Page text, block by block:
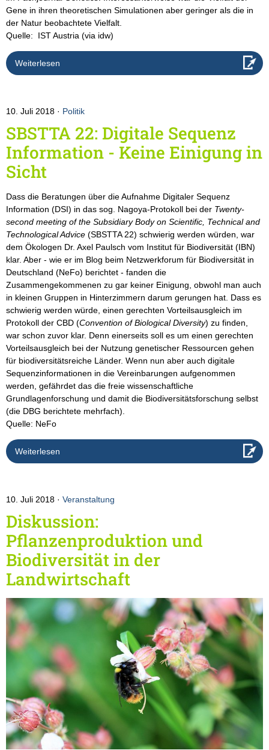
Gene in ihren theoretischen Simulationen aber geringer als die in
der Natur beobachtete Vielfalt.
Quelle: IST Austria (via idw)
Weiterlesen
10. Juli 2018 Politik
SBSTTA 22: Digitale Sequenz
Information - Keine Einigung in
Sicht
Dass die Beratungen über die Aufnahme Digitaler Sequenz
Information (DSI) in das sog. Nagoya-Protokoll bei der Twenty-
second meeting of the Subsidiary Body on Scientific, Technical and
Technological Advice (SBSTTA 22) schwierig werden würden, war
dem Ökologen Dr. Axel Paulsch vom Institut für Biodiversität (IBN)
klar. Aber - wie er im Blog beim Netzwerkforum für Biodiversität in
Deutschland (NeFo) berichtet - fanden die
Zusammengekommenen zu gar keiner Einigung, obwohl man auch
in kleinen Gruppen in Hinterzimmern darum gerungen hat. Dass es
schwierig werden würde, einen gerechten Vorteilsausgleich im
Protokoll der CBD (Convention of Biological Diversity) zu finden,
war schon zuvor klar. Denn einerseits soll es um einen gerechten
Vorteilsausgleich bei der Nutzung genetischer Ressourcen gehen
für biodiversitätsreiche Länder. Wenn nun aber auch digitale
Sequenzinformationen in die Vereinbarungen aufgenommen
werden, gefährdet das die freie wissenschaftliche
Grundlagenforschung und damit die Biodiversitätsforschung selbst
(die DBG berichtete mehrfach).
Quelle: NeFo
Weiterlesen
10. Juli 2018 Veranstaltung
Diskussion:
Pflanzenproduktion und
Biodiversität in der
Landwirtschaft